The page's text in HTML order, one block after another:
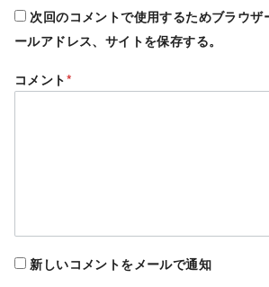
次回のコメントで使用するためブラウザ
ールアドレス、サイトを保存する。
コメント*
新しいコメントをメールで通知